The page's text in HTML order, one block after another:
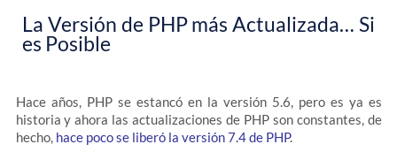
La Versión de PHP más Actualizada… Si
es Posible
Hace años, PHP se estancó en la versión 5.6, pero es ya es
historia y ahora las actualizaciones de PHP son constantes, de
hecho, hace poco se liberó la versión 7.4 de PHP.